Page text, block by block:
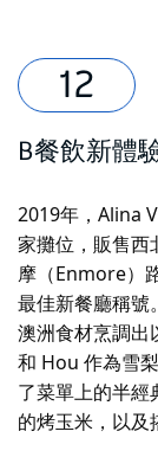
B餐飲新體
2019年，Alina
家攤位，販售西
摩（Enmore）
最佳新餐廳稱號
澳洲食材烹調出
和 Hou 作為雪
了菜單上的半經
的烤玉米，以及